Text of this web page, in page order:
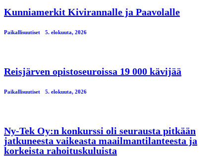
Kunniamerkit Kivirannalle ja Paavolalle
Paikallisuutiset 5. elokuuta, 2026
Reisjärven opistoseuroissa 19 000 kävijää
Paikallisuutiset 5. elokuuta, 2026
Ny-Tek Oy:n konkurssi oli seurausta pitkään
jatkuneesta vaikeasta maailmantilanteesta ja
korkeista rahoituskuluista